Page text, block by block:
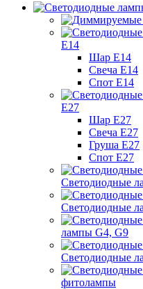
Е14
Шар Е14
Свеча Е14
Спот Е14
Е27
Шар Е27
Свеча Е27
Груша Е27
Спот Е27
Светодиодные
Светодиодные
лампы G4, G9
Светодиодные
фитолампы